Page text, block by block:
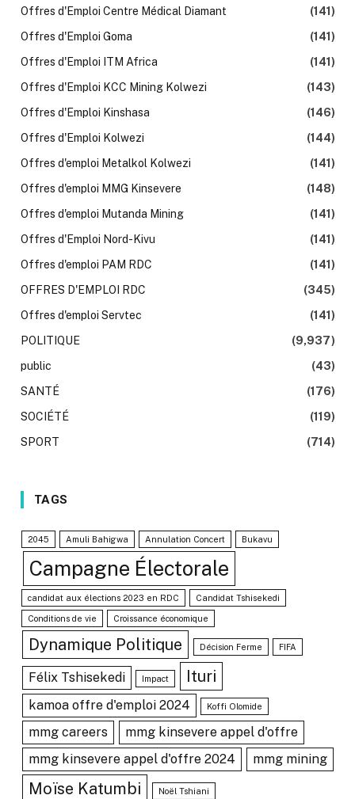
Offres d'Emploi Centre Médical Diamant
(141)
Offres d'Emploi Goma
(141)
Offres d'Emploi ITM Africa
(141)
Offres d'Emploi KCC Mining Kolwezi
(143)
Offres d'Emploi Kinshasa
(146)
Offres d'Emploi Kolwezi
(144)
Offres d'emploi Metalkol Kolwezi
(141)
Offres d'emploi MMG Kinsevere
(148)
Offres d'emploi Mutanda Mining
(141)
Offres d'Emploi Nord-Kivu
(141)
Offres d'emploi PAM RDC
(141)
OFFRES D'EMPLOI RDC
(345)
Offres d'emploi Servtec
(141)
POLITIQUE
(9,937)
public
(43)
SANTÉ
(176)
SOCIÉTÉ
(119)
SPORT
(714)
TAGS
2045 Amuli Bahigwa Annulation Concert Bukavu
Campagne Électorale
candidat aux élections 2023 en RDC Candidat Tshisekedi
Conditions de vie Croissance économique
Dynamique Politique Décision Ferme FIFA
Félix Tshisekedi Impact Ituri
kamoa offre d'emploi 2024 Koffi Olomide
mmg careers
mmg kinsevere appel d'offre
mmg kinsevere appel d'offre 2024
mmg mining
Moïse Katumbi Noël Tshiani